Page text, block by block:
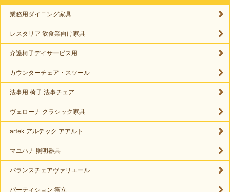
業務用ダイニング家具
レスタリア 飲食業向け家具
介護椅子デイサービス用
カウンターチェア・スツール
法事用 椅子 法事チェア
ヴェローナ クラシック家具
artek アルテック アアルト
マユハナ 照明器具
バランスチェアヴァリエール
パーティション 衝立